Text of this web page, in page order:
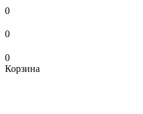
0
0
0
Корзина